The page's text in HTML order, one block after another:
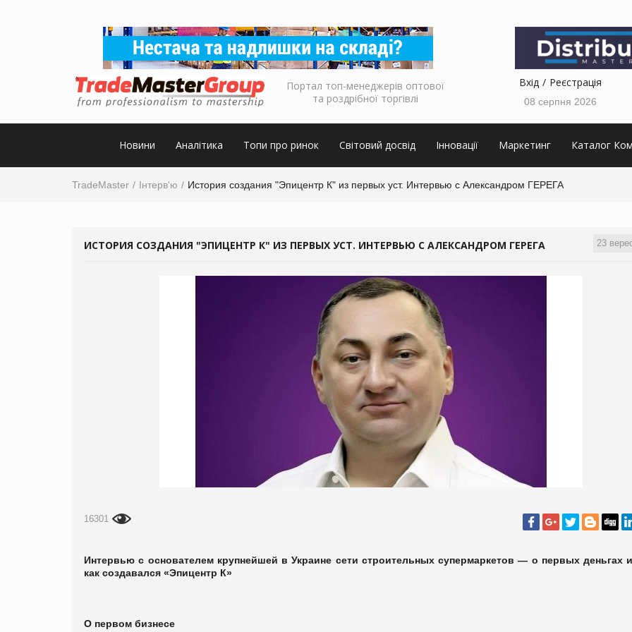
Портал топ-менеджерів оптової
та роздрібної торгівлі
Вхід Реєстрація
08 серпня 2026
Новини Аналітика Топи про ринок Світовий досвід Інновації Маркетинг Каталог
TradeMaster Інтерв'ю История создания "Эпицентр К" из первых уст. Интервью с Александром ГЕРЕГА
23
ИСТОРИЯ СОЗДАНИЯ "ЭПИЦЕНТР К" ИЗ ПЕРВЫХ УСТ. ИНТЕРВЬЮ С АЛЕКСАНДРОМ ГЕРЕГА
16301
Интервью с основателем крупнейшей в Украине сети строительных супермаркетов — о первых деньгах
как создавался «Эпицентр К»
О первом бизнесе